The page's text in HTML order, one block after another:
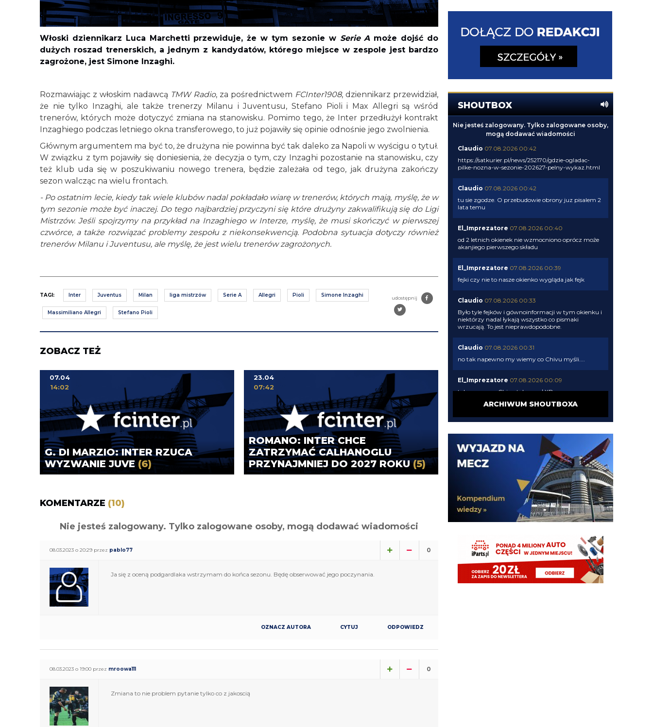
Włoski dziennikarz Luca Marchetti przewiduje, że w tym sezonie w Serie Amoże dojść do
dużych roszad trenerskich, a jednym z kandydatów, którego miejsce w zespole jest bardzo
zagrożone, jest Simone Inzaghi.
Rozmawiając z włoskim nadawcą TMW Radio, za pośrednictwem FCInter1908, dziennikarz przewidział,
że nie tylko Inzaghi, ale także trenerzy Milanu i Juventusu, Stefano Pioli i Max Allegri są wśród
trenerów, których może dotyczyć zmiana na stanowisku. Pomimo tego, że Inter przedłużył kontrakt
Inzaghiego podczas letniego okna transferowego, to już pojawiły się opinie odnośnie jego zwolnienia.
Głównym argumentem ma być to, że drużyna nie powinna być tak daleko za Napoli w wyścigu o tytuł.
W związku z tym pojawiły się doniesienia, że decyzja o tym, czy Inzaghi pozostanie na stanowisku, czy
też klub uda się w poszukiwaniu nowego trenera, będzie zależała od tego, jak drużyna zakończy
sezon walcząc na wielu frontach.
- Po ostatnim lecie, kiedy tak wiele klubów nadal pokładało wiarę w trenerów, których mają, myślę, że w
tym sezonie może być inaczej. Do tego najbardziej przyczyni się które drużyny zakwalifikują się do Ligi
Mistrzów. Jeśli spojrzymy na przykład na Inzaghiego w Interze, myślę, że musi skończyć w pierwszej
czwórce, a także rozwiązać problemy zespołu z niekonsekwencją. Podobna sytuacja dotyczy również
trenerów Milanu i Juventusu, ale myślę, że jest wielu trenerów zagrożonych.
TAGI: Inter Juventus Milan liga mistrzów Serie A Allegri Pioli Simone Inzaghi
Massimiliano Allegri Stefano Pioli
udostępnij
ZOBACZ TEŻ
G. DI MARZIO: INTER RZUCA
WYZWANIE JUVE (6)
07.04
14:02
ROMANO: INTER CHCE
ZATRZYMAĆ CALHANOGLU
PRZYNAJMNIEJ DO 2027 ROKU(5)
23.04
07:42
KOMENTARZE (10)
Nie jesteś zalogowany. Tylko zalogowane osoby, mogą dodawać wiadomości
08.03.2023 o 20:29 przez pablo77 0
Ja się z oceną podgardlaka wstrzymam do końca sezonu. Będę obserwować jego poczynania.
OZNACZ AUTORA CYTUJ ODPOWIEDZ
08.03.2023 o 19:00 przez mroowa111 0
Zmiana to nie problem pytanie tylko co z jakoscią
SHOUTBOX
Nie jesteś zalogowany. Tylko zalogowane osoby,
mogą dodawać wiadomości
Claudio 07.08.2026 00:42
https://satkurier.pl/news/252170/gdzie-ogladac-
pilke-nozna-w-sezonie-202627-pelny-wykaz.html
Claudio 07.08.2026 00:42
tu sie zgodze. O przebudowie obrony juz pisalem 2
lata temu
El_Imprezatore 07.08.2026 00:40
od 2 letnich okienek nie wzmocniono oprócz może
akanjiego pierwszego składu
El_Imprezatore 07.08.2026 00:39
fejki czy nie to nasze okienko wygląda jak fejk
Claudio 07.08.2026 00:33
Było tyle fejków i gównoinformacji w tym okienku i
niektórzy nadal łykają wszystko co pismaki
wrzucają. To jest nieprawdopodobne.
Claudio 07.08.2026 00:31
no tak napewno my wiemy co Chivu myśli....
El_Imprezatore 07.08.2026 00:09
tak na pewno Chivu tak uznał XD
pismaki zawsze maja info z opoznieniem. Moze juz
Claudio 06.08.2026 23:57
Żebyscie sie jeszcze nie zdziwili jak CHivu po
treningach uznal ze Pavard ma motywacje i
odpowiednie umiejetnosci i sam chce by zostal, a
kasa ma isc na inne pozycje
Jaworeq
06.08.2026 23:33
06.08.2026 23:14
Misterem X był Benjamin Pavard. Witamy w
Interze!
ARCHIWUM SHOUTBOXA